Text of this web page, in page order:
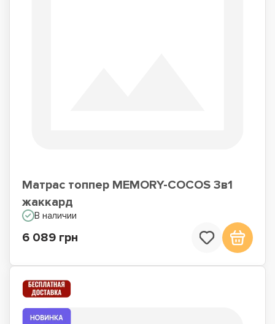
Матрас топпер MEMORY-COCOS 3в1
жаккард
В наличии
6 089 грн